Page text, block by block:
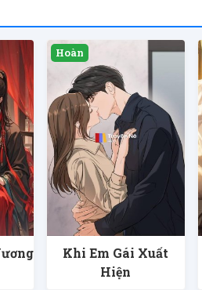
Khi Em Gái Xuất
Hiện